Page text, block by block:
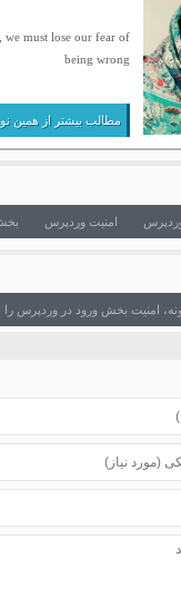
we must lose our fear of
being wrong
مطالب بیشتر از همین
امنیت وردپرس
امنیت بخش ورود در وردپرس را